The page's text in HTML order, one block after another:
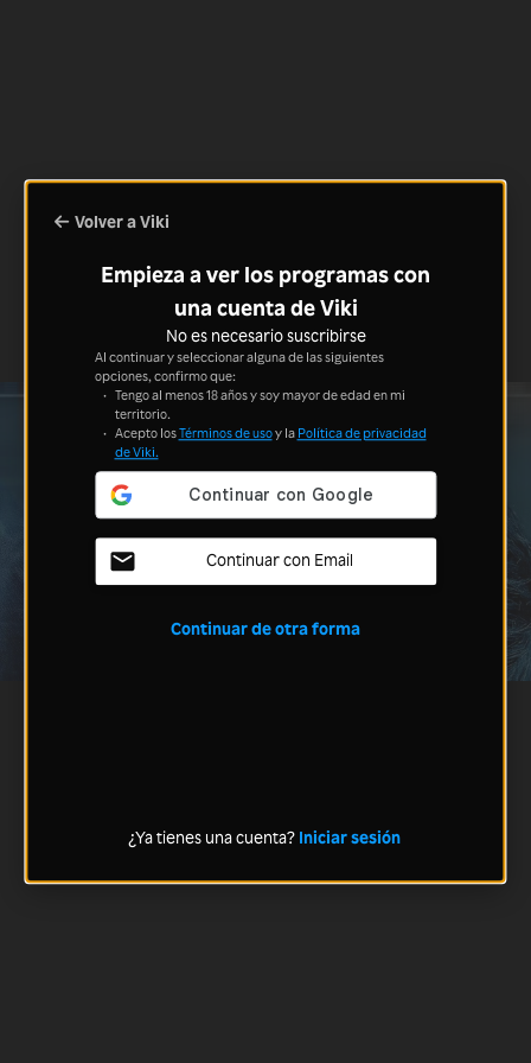
Volver a Viki
Empieza a ver los programas con
una cuenta de Viki
No es necesario suscribirse
Al continuar y seleccionar alguna de las siguientes
opciones, confirmo que:
Tengo al menos 18 años y soy mayor de edad en mi
territorio.
Acepto losTérminos de usoy la Política de privacidad
de Viki.
Continuar con Email
Continuar de otra forma
¿Ya tienes una cuenta? Iniciar sesión